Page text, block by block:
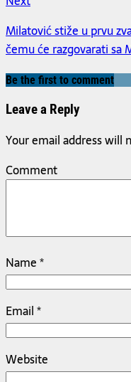
Milatović stiže u prvu
čemu će razgovarati sa
Be the first to comment
Leave a Reply
Your email address will
Comment
Name*
Email*
Website